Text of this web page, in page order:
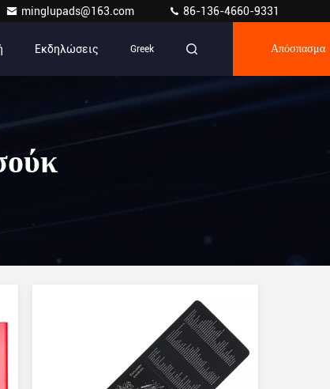
minglupads@163.com 86-136-4660-9331
Εκδηλώσεις Greek Απόσπασμα